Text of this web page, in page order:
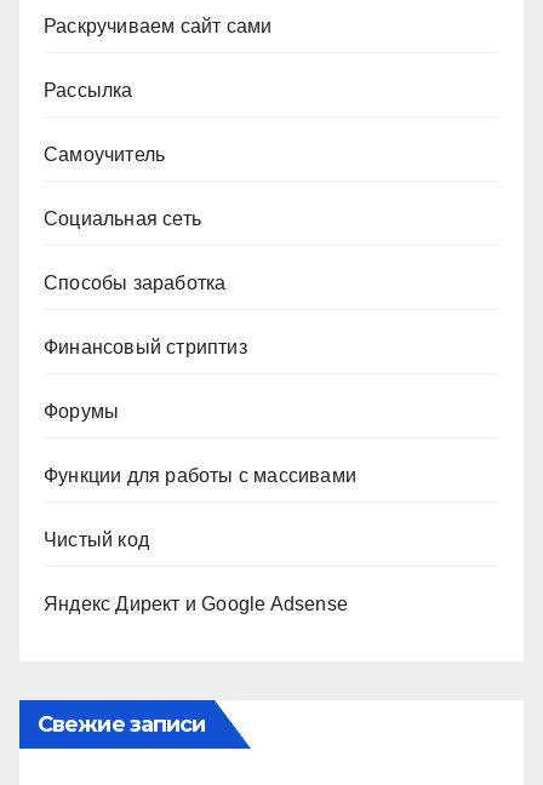
Раскручиваем сайт сами
Рассылка
Самоучитель
Социальная сеть
Способы заработка
Финансовый стриптиз
Форумы
Функции для работы с массивами
Чистый код
Яндекс Директ и Google Adsense
Свежие записи